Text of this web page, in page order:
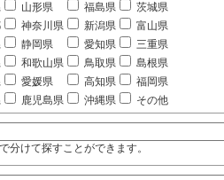
山形県 福島県
茨城県
神奈川県 新潟県
富山県
静岡県 愛知県
三重県
和歌山県 鳥取県
島根県
愛媛県 高知県
福岡県
鹿児島県 沖縄県 その他
けて探すことができます。